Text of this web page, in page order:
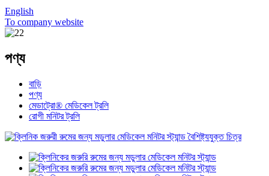
English
To company website
পণ্য
বাড়ি
পণ্য
মেডাট্রো® মেডিকেল ট্রলি
রোগী মনিটর ট্রলি